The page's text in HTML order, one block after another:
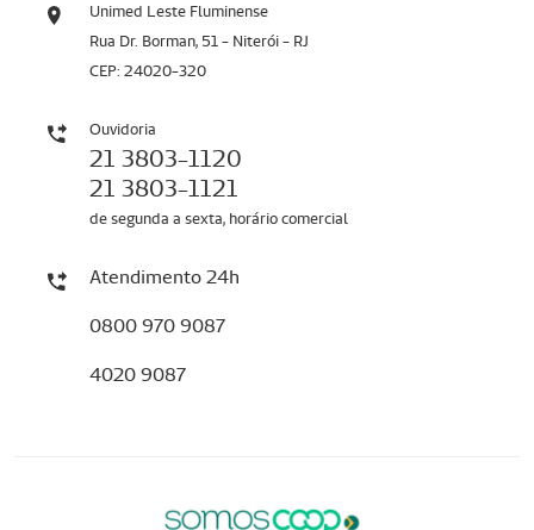
Unimed Leste Fluminense
Rua Dr. Borman, 51 - Niterói - RJ
CEP: 24020-320
Ouvidoria
21 3803-1120
21 3803-1121
de segunda a sexta, horário comercial
Atendimento 24h
0800 970 9087
4020 9087